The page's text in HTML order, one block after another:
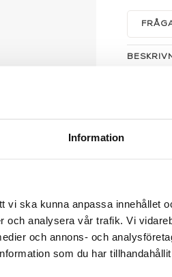
Information
vi ska kunna anpassa innehållet
och analysera vår trafik. Vi
och annons- och
som du har